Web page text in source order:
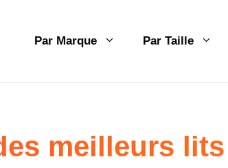
Par Marque Par Taille
meilleurs